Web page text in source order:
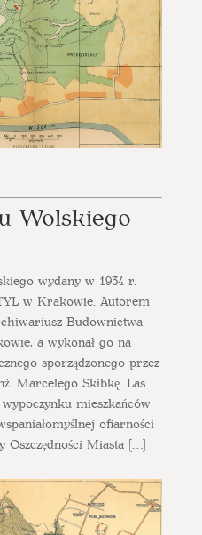
Wolskiego
wydany w 1934 r.
w Krakowie. Autorem
Budownictwa
a wykonał go na
sporządzonego przez
Marcelego Skibkę. Las
mieszkańców
ofiarności
Oszczędności Miasta […]